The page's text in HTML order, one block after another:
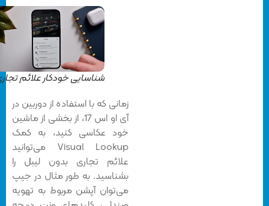
شناسایی خودکار علائم تجاری
زمانی که با استفاده از دوربین در
آی او اس 17، از بخشی از ماشین
خود عکاسی کنید، به کمک
Visual Lookup می‌توانید
علائم تجاری بدون لیبل را
بشناسید. به طور مثال در جیپ
می‌توان آپشن مربوط به تهویه